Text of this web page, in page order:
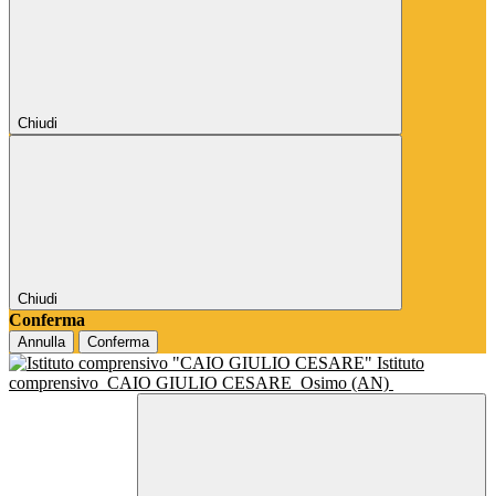
Chiudi
Chiudi
Conferma
Annulla Conferma
Istituto
comprensivo CAIO GIULIO CESARE Osimo (AN)